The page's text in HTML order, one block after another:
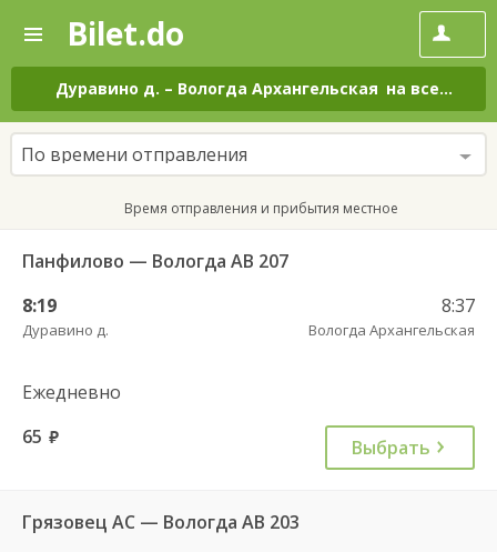
—
Поиск
и
покупка
билетов
на
автобус
онлайн
Bilet.do
Дуравино д. – Вологда Архангельская на все дни
По времени отправления
Время отправления и прибытия местное
Панфилово — Вологда АВ 207
8:19
Дуравино д.
8:37
Вологда Архангельская
Ежедневно
65 руб. Выбрать
Грязовец АС — Вологда АВ 203